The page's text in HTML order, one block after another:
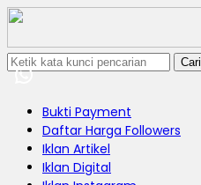
Cari
Bukti Payment
Daftar Harga Followers
Iklan Artikel
Iklan Digital